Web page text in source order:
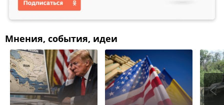
Мнения, события, идеи